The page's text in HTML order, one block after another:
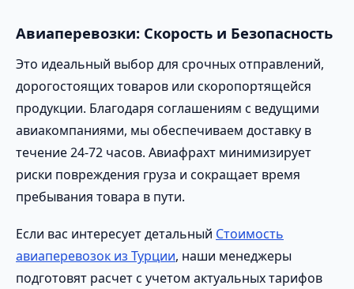
Авиаперевозки: Скорость и Безопасность
Это идеальный выбор для срочных отправлений,
дорогостоящих товаров или скоропортящейся
продукции. Благодаря соглашениям с ведущими
авиакомпаниями, мы обеспечиваем доставку в
течение 24-72 часов. Авиафрахт минимизирует
риски повреждения груза и сокращает время
пребывания товара в пути.
Если вас интересует детальный Стоимость
авиаперевозок из Турции, наши менеджеры
подготовят расчет с учетом актуальных тарифов